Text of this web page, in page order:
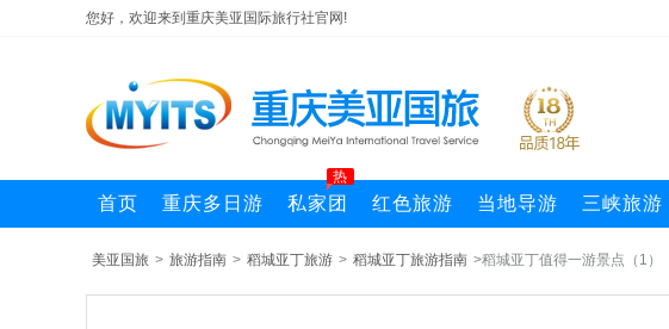
您好，欢迎来到重庆美亚国际旅行社官网!
首页 重庆多日游 私家团
热
红色旅游 当地导游 三峡旅游
美亚国旅 > 旅游指南 > 稻城亚丁旅游 > 稻城亚丁旅游指南 >稻城亚丁值得一游景点（1）